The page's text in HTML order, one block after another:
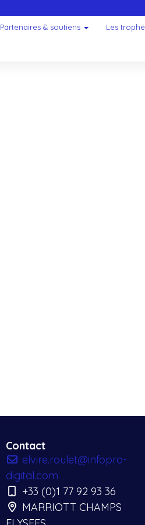
Partenaires & soutiens Les
Contact
elvire.roulet@infopro-
digital.com
+33 (0)1 77 92 93 36
MARRIOTT CHAMPS